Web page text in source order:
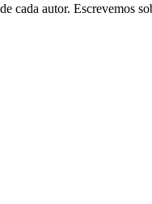
cada autor. Escrevemos